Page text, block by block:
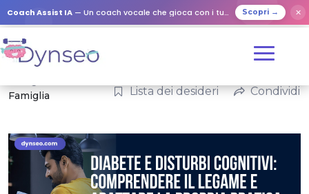
Coach Assist IA — Un coach vocale che gioca con i tuoi cari Scopri → ✕
Famiglia
Lista dei desideri Condividi